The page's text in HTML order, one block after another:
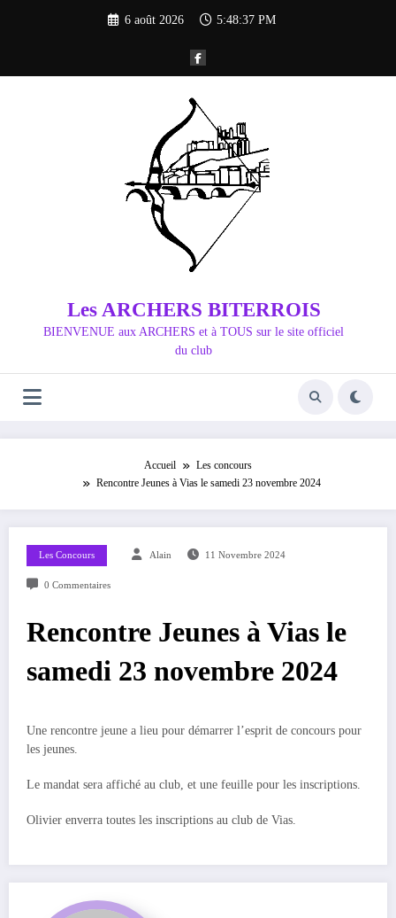
6 août 2026 5:48:38 PM
Les ARCHERS BITERROIS
BIENVENUE aux ARCHERS et à TOUS sur le site officiel
du club
Accueil
Les concours
Rencontre Jeunes à Vias le samedi 23 novembre 2024
Les Concours Alain 11 Novembre 2024
0 Commentaires
Rencontre Jeunes à Vias le
samedi 23 novembre 2024
Une rencontre jeune a lieu pour démarrer l’esprit de concours pour
les jeunes.
Le mandat sera affiché au club, et une feuille pour les inscriptions.
Olivier enverra toutes les inscriptions au club de Vias.